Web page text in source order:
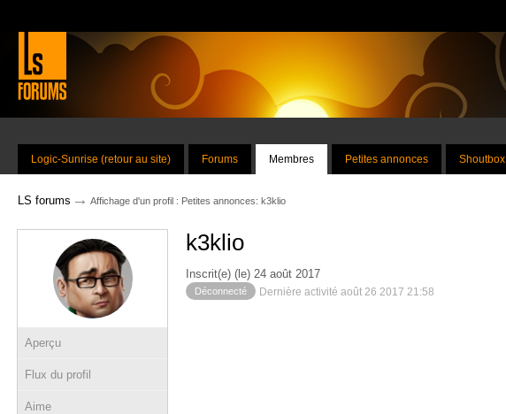
Logic-Sunrise (retour au site) Forums Membres Petites annonces Shoutbox
LS forums → Affichage d'un profil : Petites annonces: k3klio
Aperçu
Flux du profil
Aime
k3klio
Inscrit(e) (le) 24 août 2017
Déconnecté Dernière activité août 26 2017 21:58